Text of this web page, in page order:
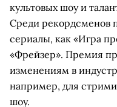
культовых шоу и
Среди рекордсменов
сериалы, как «Игра
«Фрейзер». Премия
изменениям в
например, для
шоу.